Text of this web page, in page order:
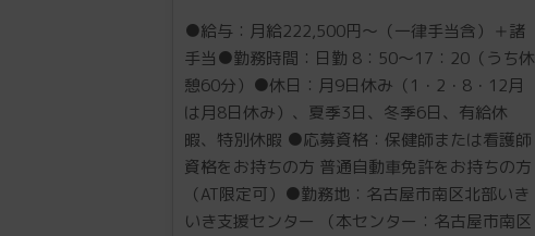
●給与：月給222,500円～（一律手当含）＋諸
手当●勤務時間：日勤 8：50～17：20（うち休
憩60分）●休日：月9日休み（1・2・8・12月
は月8日休み）、夏季3日、冬季6日、有給休
暇、特別休暇 ●応募資格：保健師または看護師
資格をお持ちの方 普通自動車免許をお持ちの方
（AT限定可）●勤務地：名古屋市南区北部いき
いき支援センター （本センター：名古屋市南区